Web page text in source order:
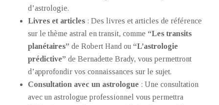
d’astrologie.
Livres et articles : Des livres et articles de référence
sur le thème astral en transit, comme “Les transits
planétaires” de Robert Hand ou “L’astrologie
prédictive” de Bernadette Brady, vous permettront
d’approfondir vos connaissances sur le sujet.
Consultation avec un astrologue : Une consultation
avec un astrologue professionnel vous permettra